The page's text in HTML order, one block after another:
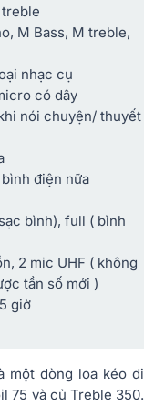
M Bass, M treble,
nhạc cụ
có dây
nói chuyện/ thuyết
điện nữa
bình), full ( bình
2 mic UHF ( không
tần số mới )
giờ
một dòng loa kéo di
75 và củ Treble 350.